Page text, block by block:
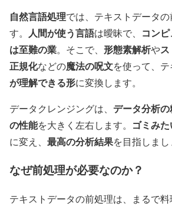
自然言語処理では、テキストデータ
す。 人間が使う言語は曖昧で、 コン
は至難の業。そこで、 形態素解析や
正規化などの魔法の呪文を使って、
が理解できる形に変換します。
データクレンジングは、 データ分析
の性能を大きく左右します。 ゴミみ
に変え、 最高の分析結果を目指しまし
なぜ前処理が必要なのか？
テキストデータの前処理は、まるで